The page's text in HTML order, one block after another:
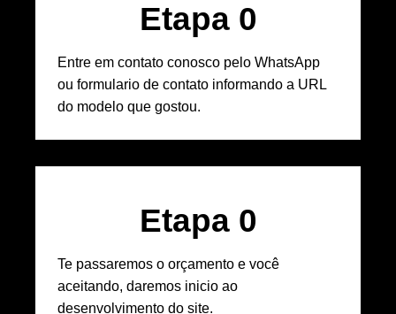
Entre em contato conosco pelo WhatsApp
ou formulario de contato informando a URL
do modelo que gostou.
Etapa 0
Te passaremos o orçamento e você
aceitando, daremos inicio ao
desenvolvimento do site.
Etapa 0